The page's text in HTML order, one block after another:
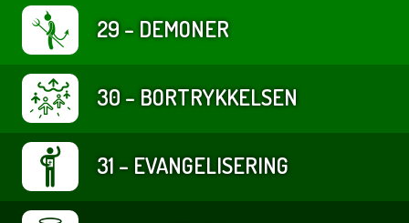
29 – DEMONER
30 – BORTRYKKELSEN
31 – EVANGELISERING